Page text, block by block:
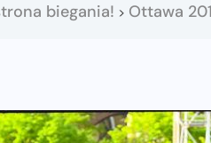
biegania! > Ottawa